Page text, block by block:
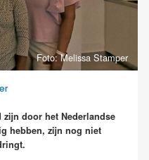
Foto: Melissa Stamper
zijn door het Nederlandse
hebben, zijn nog niet